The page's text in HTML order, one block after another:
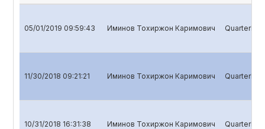
05/01/2019 09:59:43 Иминов Тохиржон Каримович Quarterly
11/30/2018 09:21:21 Иминов Тохиржон Каримович Quarterly
10/31/2018 16:31:38 Иминов Тохиржон Каримович Quarterly